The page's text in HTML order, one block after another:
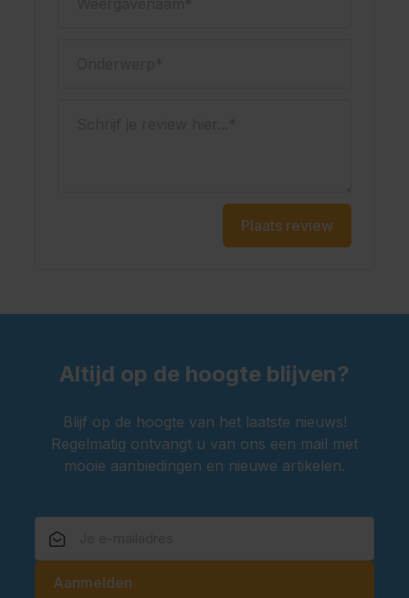
Plaats review
Altijd op de hoogte blijven?
Blijf op de hoogte van het laatste nieuws!
Regelmatig ontvangt u van ons een mail met
mooie aanbiedingen en nieuwe artikelen.
Aanmelden